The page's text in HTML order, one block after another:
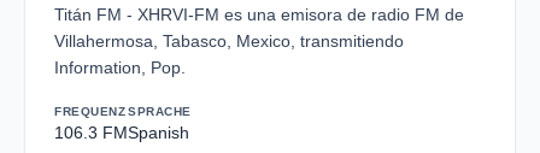
Titán FM - XHRVI-FM es una emisora de radio FM de
Villahermosa, Tabasco, Mexico, transmitiendo
Information, Pop.
FREQUENZ
106.3 FM
SPRACHE
Spanish